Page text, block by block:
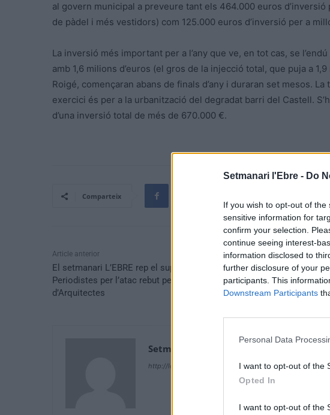
Setmanari l'Ebre - Do
If you wish to opt-out of
sensitive information for
confirm your selection.
continue seeing interest-
information disclosed to
further disclosure of your
participants. This
Downstream Participants
Personal Data
I want to opt-out of the
Opted In
I want to opt-out of the
al govern municipal a preveure tant els 464.000 euros
de pàdel i més vestidors) com 125.000 euros d’inversió per a
La inversió més important per a l’any que ve, en tot cas, se
amb 1,6 milions d’euros (el gros de la injecció total, que puja a
Roigé, començaran abans de finals d’any i duraran set mesos.
exercici és per a la urbanització del degradat barri del Castell.
d’una inversió total de més de 670.000 €.
Comparteix
Article anterior
El setmanari L’EBRE rep el suport del Col·legi de
Periodistes per l’atac rebut per part del Col.legi
d’Arquitectes
Lo
Setmanari Ebre
http://localhost/setmanari-copia